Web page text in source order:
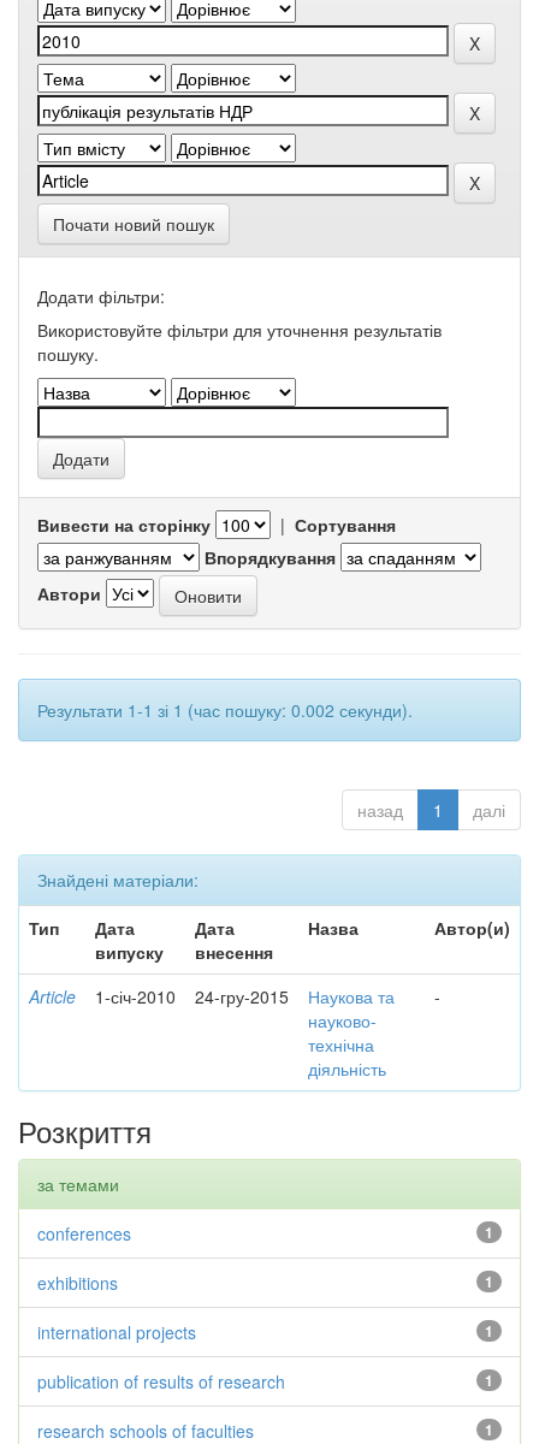
Почати новий пошук
Додати фільтри:
Використовуйте фільтри для уточнення результатів
пошуку.
Вивести на сторінку | Сортування
Впорядкування
Автори
Результати 1-1 зі 1 (час пошуку: 0.002 секунди).
назад 1 далі
Знайдені матеріали:
Тип
Дата
випуску
Дата
внесення
Назва Автор(и)
Article 1-січ-2010 24-гру-2015
Наукова та
науково-
технічна
діяльність
-
Розкриття
за темами
1
conferences
1
exhibitions
1
international projects
1
publication of results of research
1
research schools of faculties